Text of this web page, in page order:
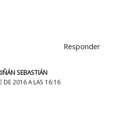
Responder
SEBASTIÁN
DE 2016 A LAS 16:16